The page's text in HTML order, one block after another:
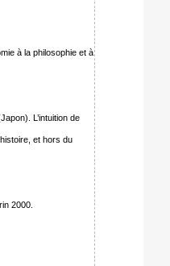
à la philosophie et à
L’intuition de
et hors du
2000.